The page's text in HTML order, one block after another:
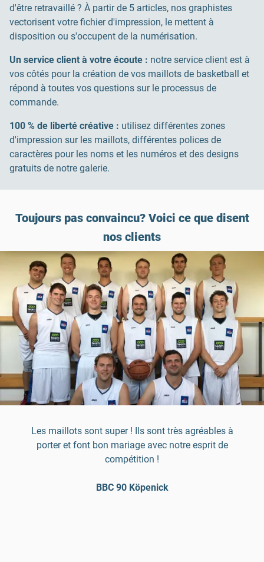
d'être retravaillé ? À partir de 5 articles, nos graphistes
vectorisent votre fichier d'impression, le mettent à
disposition ou s'occupent de la numérisation.
Un service client à votre écoute : notre service client est à
vos côtés pour la création de vos maillots de basketball et
répond à toutes vos questions sur le processus de
commande.
100 % de liberté créative : utilisez différentes zones
d'impression sur les maillots, différentes polices de
caractères pour les noms et les numéros et des designs
gratuits de notre galerie.
Toujours pas convaincu? Voici ce que disent
nos clients
Les maillots sont super ! Ils sont très agréables à
porter et font bon mariage avec notre esprit de
compétition !
BBC 90 Köpenick